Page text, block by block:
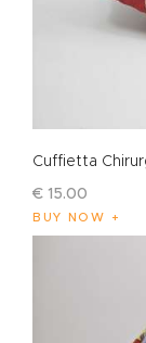
Cuffietta
€ 15.00
BUY NOW